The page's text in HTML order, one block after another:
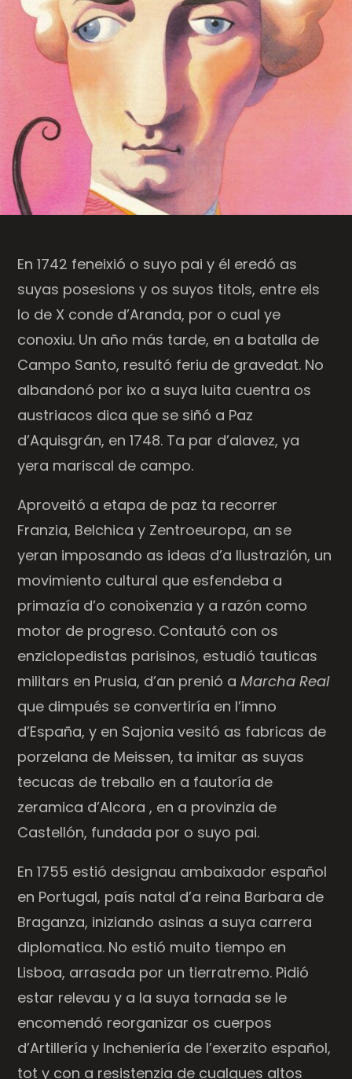
En 1742 feneixió o suyo pai y él eredó as
suyas posesions y os suyos titols, entre els
lo de X conde d’Aranda, por o cual ye
conoxiu. Un año más tarde, en a batalla de
Campo Santo, resultó feriu de gravedat. No
albandonó por ixo a suya luita cuentra os
austriacos dica que se siñó a Paz
d’Aquisgrán, en 1748. Ta par d’alavez, ya
yera mariscal de campo.
Aproveitó a etapa de paz ta recorrer
Franzia, Belchica y Zentroeuropa, an se
yeran imposando as ideas d’a Ilustrazión, un
movimiento cultural que esfendeba a
primazía d’o conoixenzia y a razón como
motor de progreso. Contautó con os
enziclopedistas parisinos, estudió tauticas
militars en Prusia, d’an prenió aMarcha Real
que dimpués se convertiría en l’imno
d’España, y en Sajonia vesitó as fabricas de
porzelana de Meissen, ta imitar as suyas
tecucas de treballo en a fautoría de
zeramica d’Alcora , en a provinzia de
Castellón, fundada por o suyo pai.
En 1755 estió designau ambaixador español
en Portugal, país natal d’a reina Barbara de
Braganza, iniziando asinas a suya carrera
diplomatica. No estió muito tiempo en
Lisboa, arrasada por un tierratremo. Pidió
estar relevau y a la suya tornada se le
encomendó reorganizar os cuerpos
d’Artillería y Incheniería de l’exerzito español,
tot y con a resistenzia de cualques altos